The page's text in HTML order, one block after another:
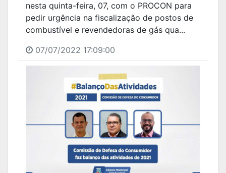
nesta quinta-feira, 07, com o PROCON para
pedir urgência na fiscalização de postos de
combustível e revendedoras de gás qua...
07/07/2022 17:09:00